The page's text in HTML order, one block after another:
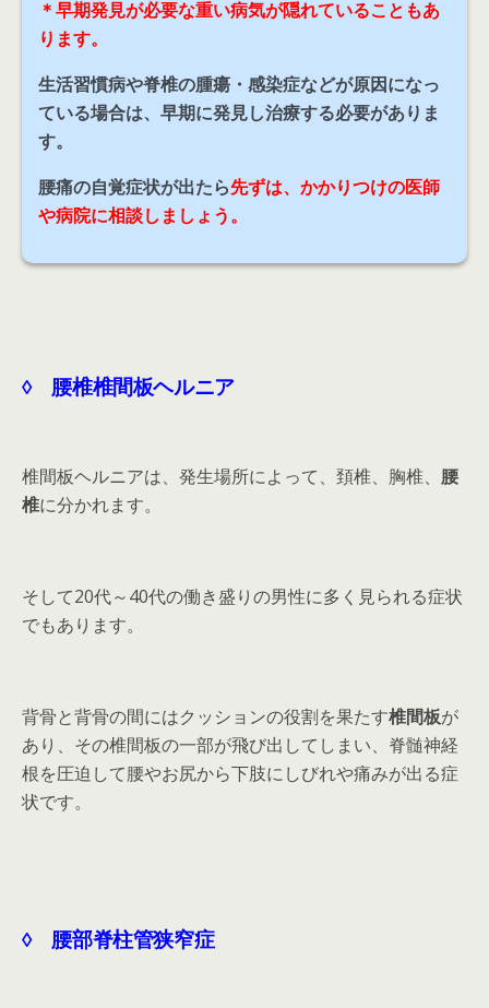
＊早期発見が必要な重い病気が隠れていることもあ
ります。
生活習慣病や脊椎の腫瘍・感染症などが原因になっ
ている場合は、早期に発見し治療する必要がありま
す。
腰痛の自覚症状が出たら先ずは、かかりつけの医師
や病院に相談しましょう。
◊ 腰椎椎間板ヘルニア
椎間板ヘルニアは、発生場所によって、頚椎、胸椎、 腰
椎に分かれます。
そして20代～40代の働き盛りの男性に多く見られる症状
でもあります。
背骨と背骨の間にはクッションの役割を果たす椎間板が
あり、その椎間板の一部が飛び出してしまい、脊髄神経
根を圧迫して腰やお尻から下肢にしびれや痛みが出る症
状です。
◊ 腰部脊柱管狭窄症